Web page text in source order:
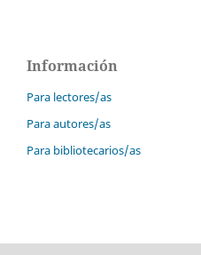
Información
Para lectores/as
Para autores/as
Para bibliotecarios/as